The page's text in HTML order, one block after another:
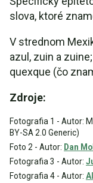
slova, ktoré
V strednom
azul, zuin a
quexque (čo
Zdroje:
Fotografia 1 - Autor:
BY-SA 2.0 Generic)
Foto 2 - Autor: Dan
Fotografia 3 - Autor:
Fotografia 4 - Autor: